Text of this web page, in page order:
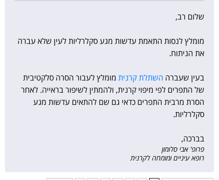
שלום רב,
מומלץ לנסות התאמת עדשות מגע סקלרליות לעין שלא עברה
את הניתוח.
בעין שעברה השתלת קרנית מומלץ לעבור הסרה סלקטיבית
של התפרים לפי מיפוי קרנית, ולהמתין לשיפור בראייה. לאחר
הסרת מרבית התפרים כדאי גם שם להתאים עדשות מגע
סקלרליות.
בברכה,
פרופ' אבי סלומון
רופא עיניים ומומחה לקרנית